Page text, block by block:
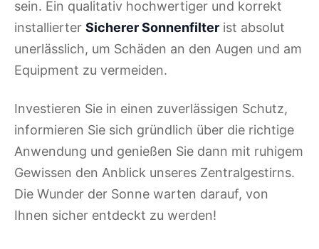
sein. Ein qualitativ hochwertiger und korrekt
installierter Sicherer Sonnenfilter ist absolut
unerlässlich, um Schäden an den Augen und am
Equipment zu vermeiden.
Investieren Sie in einen zuverlässigen Schutz,
informieren Sie sich gründlich über die richtige
Anwendung und genießen Sie dann mit ruhigem
Gewissen den Anblick unseres Zentralgestirns.
Die Wunder der Sonne warten darauf, von
Ihnen sicher entdeckt zu werden!